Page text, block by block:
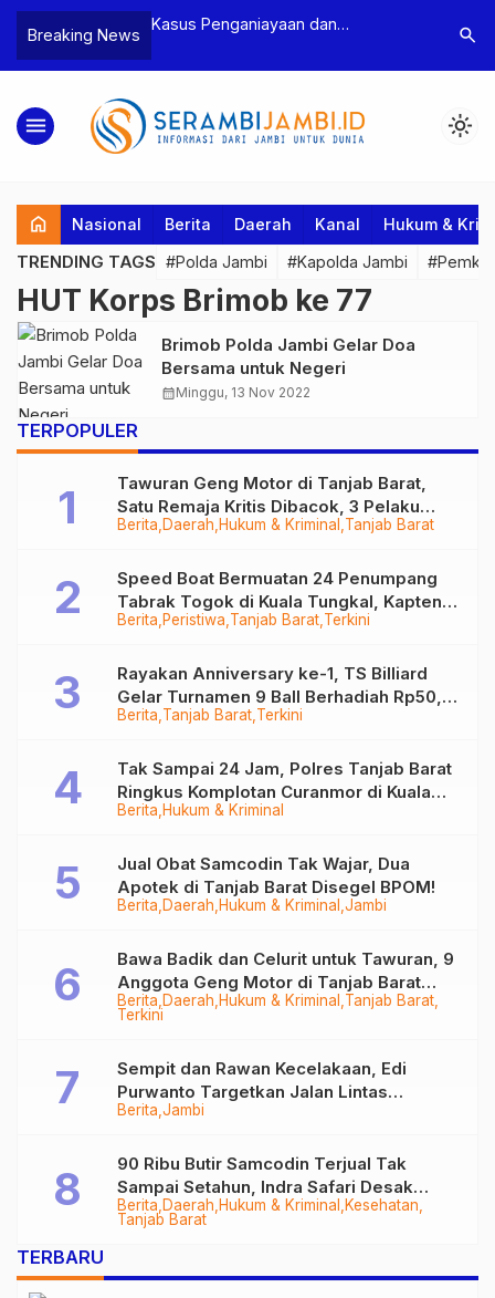
Breaking News
Bea Cukai
Pelaku beserta
dan 146 Gram
Kasus Penganiayaan dan
Tebo Tetapkan Dua Tersangka
Polres
Dua
search
menu light_mode
home Nasional Berita Daerah Kanal Hukum &
TRENDING TAGS #Polda Jambi #Kapolda Jambi
HUT Korps Brimob ke 77
Brimob Polda Jambi Gelar Doa
Bersama untuk Negeri
calendar_monthMinggu, 13 Nov 2022
TERPOPULER
Berita Daerah Hukum & Kriminal Tanjab Barat
Tawuran Geng Motor di Tanjab Barat,
Satu Remaja Kritis Dibacok, 3 Pelaku
Ditangkap
Berita Peristiwa Tanjab Barat Terkini
Speed Boat Bermuatan 24 Penumpang
Tabrak Togok di Kuala Tungkal, Kapten
Sempat Hilang
Berita Tanjab Barat Terkini
Rayakan Anniversary ke-1, TS Billiard
Gelar Turnamen 9 Ball Berhadiah Rp50,8
Juta
Berita Hukum & Kriminal
Tak Sampai 24 Jam, Polres Tanjab Barat
Ringkus Komplotan Curanmor di Kuala
Tungkal
Berita Daerah Hukum & Kriminal Jambi
Jual Obat Samcodin Tak Wajar, Dua
Apotek di Tanjab Barat Disegel BPOM!
Berita Daerah Hukum & Kriminal Tanjab Barat
Terkini
Bawa Badik dan Celurit untuk Tawuran, 9
Anggota Geng Motor di Tanjab Barat
Diringkus
Berita Jambi
Sempit dan Rawan Kecelakaan, Edi
Purwanto Targetkan Jalan Lintas
Tungkal-Jambi Mulus di 2028
Berita Daerah Hukum & Kriminal
Kesehatan
Tanjab Barat
90 Ribu Butir Samcodin Terjual Tak
Sampai Setahun, Indra Safari Desak
Audit Menyeluruh
TERBARU